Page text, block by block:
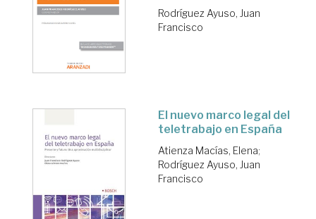
Rodríguez Ayuso, Juan
Francisco
El nuevo marco legal del
teletrabajo en España
Atienza Macías, Elena;
Rodríguez Ayuso, Juan
Francisco